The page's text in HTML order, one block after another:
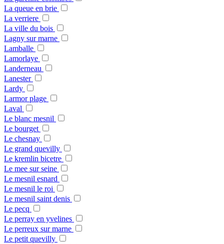
La queue en brie
La verriere
La ville du bois
Lagny sur marne
Lamballe
Lamorlaye
Landerneau
Lanester
Lardy
Larmor plage
Laval
Le blanc mesnil
Le bourget
Le chesnay
Le grand quevilly
Le kremlin bicetre
Le mee sur seine
Le mesnil esnard
Le mesnil le roi
Le mesnil saint denis
Le pecq
Le perray en yvelines
Le perreux sur marne
Le petit quevilly